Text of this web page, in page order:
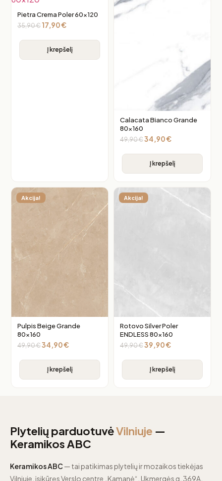
Pietra Crema Poler 60×120
35,90€ 17,90€
Į krepšelį
Calacata Bianco Grande
80×160
49,90€34,90€
Į krepšelį
Akcija!
Pulpis Beige Grande
80×160
49,90€34,90€
Į krepšelį
Akcija!
Rotovo Silver Poler
ENDLESS 80×160
49,90€39,90€
Į krepšelį
Plytelių parduotuvėVilniuje —
Keramikos ABC
Keramikos ABC— tai patikimas plytelių ir mozaikos tiekėjas
Vilniuje, įsikūręs Verslo centre „Kamanė“, Ukmergės g. 369A.